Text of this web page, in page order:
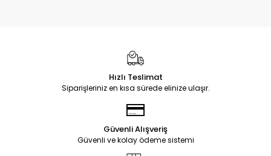
Hızlı Teslimat
Siparişleriniz en kısa sürede elinize ulaşır.
Güvenli Alışveriş
Güvenli ve kolay ödeme sistemi